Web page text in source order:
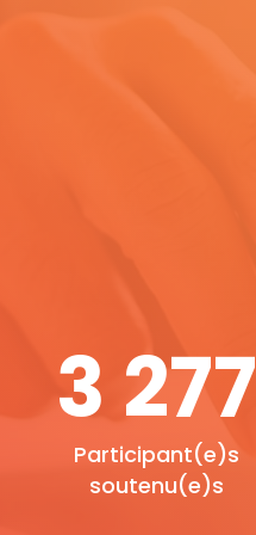
3 283
Participant(e)s
soutenu(e)s